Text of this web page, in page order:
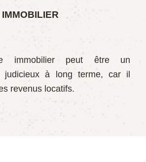
immobilier peut être un
judicieux à long terme, car il
revenus locatifs.